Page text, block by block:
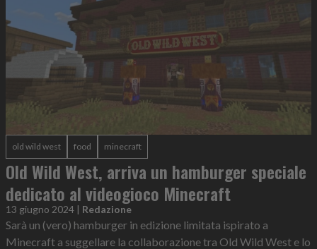
old wild west food minecraft
Old Wild West, arriva un hamburger speciale
dedicato al videogioco Minecraft
13 giugno 2024 | Redazione
Sarà un (vero) hamburger in edizione limitata ispirato a
Minecraft a suggellare la collaborazione tra Old Wild West e lo